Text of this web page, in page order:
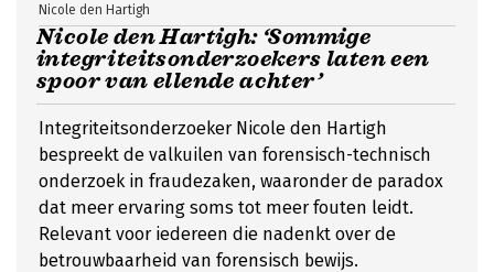
Nicole den Hartigh: ‘Sommige
integriteitsonderzoekers laten een
spoor van ellende achter’
Nicole den Hartigh
Integriteitsonderzoeker Nicole den Hartigh
bespreekt de valkuilen van forensisch-technisch
onderzoek in fraudezaken, waaronder de paradox
dat meer ervaring soms tot meer fouten leidt.
Relevant voor iedereen die nadenkt over de
betrouwbaarheid van forensisch bewijs.